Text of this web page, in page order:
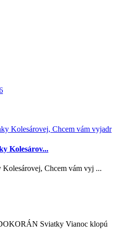
Kolesárov...
Chcem vám vyj ...
Sviatky Vianoc klopú